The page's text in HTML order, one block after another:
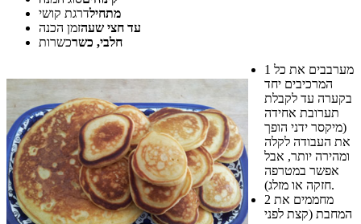
מתחילדרגת קושי
עד חצי שעהזמן הכנה
חלבי, כשרכשרות
1
המרכיבים יחד
בקערה עד לקבלת
תערובת אחידה
(מיקסר ידני הופך
את העבודה לקלה
ומהירה יותר, אבל
אפשר במטרפה
חזקה או מזלג).
2
המחבת (קצת לפני